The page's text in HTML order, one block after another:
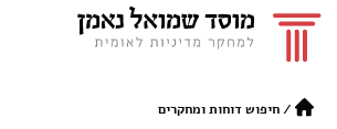
/חיפוש דוחות ומחקרים